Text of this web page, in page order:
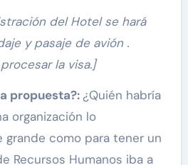
del Hotel se hará
y pasaje de avión .
la visa.]
propuesta?:¿Quién habría
organización lo
como para tener un
Recursos Humanos iba a